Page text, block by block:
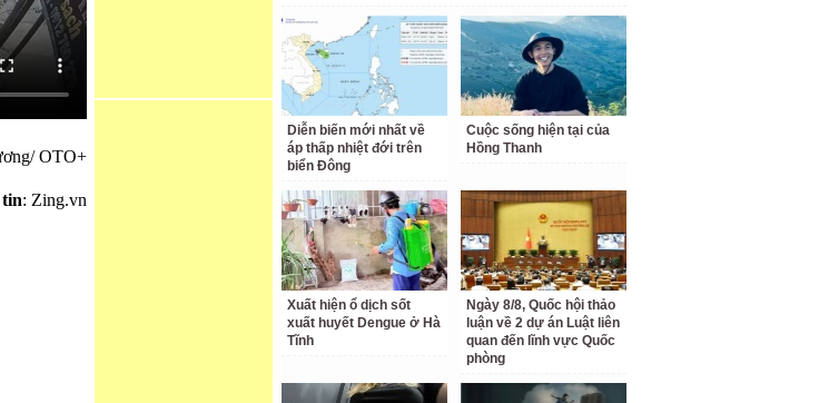
OTO+
tin: Zing.vn
Diễn biến mới nhất về
áp thấp nhiệt đới trên
biển Đông
Cuộc sống hiện tại của
Hồng Thanh
Xuất hiện ổ dịch sốt
xuất huyết Dengue ở Hà
Tĩnh
Ngày 8/8, Quốc hội thảo
luận về 2 dự án Luật liên
quan đến lĩnh vực Quốc
phòng